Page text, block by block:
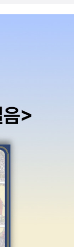
으로 활용하는 방
변동과 사회운동,
등으로 꾸준히 그
질적 성숙이라는
심 동인인 개혁지
급속한 경제개발로
시민의 안전권 보
숙기를 맞고 있다
있다. 사회운동의
체로 확대되었고,
, 폭력사용이 늘고
위한 전략으로 베